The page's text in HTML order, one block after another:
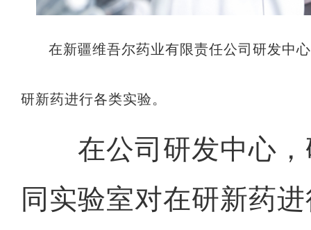
在新疆维吾尔药业有限责任公司研发中
研新药进行各类实验。
在公司研发中心，
同实验室对在研新药